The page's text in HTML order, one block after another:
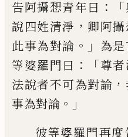
告阿攝惒青年曰 ：「
說四姓清淨 ， 卿阿攝
此事為對論 。」 為
等婆羅門曰 ：「尊
法說者不可為對論 ，
事為對論 。」
彼等婆羅門再